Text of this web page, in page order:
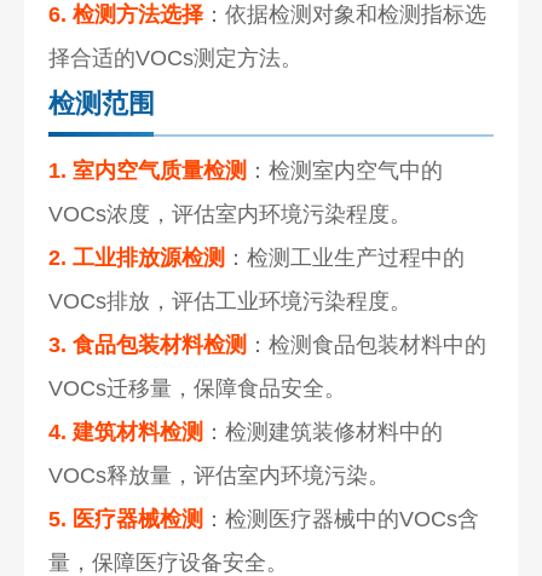
6. 检测方法选择 ：依据检测对象和检测指标选
择合适的VOCs测定方法。
检测范围
1. 室内空气质量检测 ：检测室内空气中的
VOCs浓度，评估室内环境污染程度。
2. 工业排放源检测 ：检测工业生产过程中的
VOCs排放，评估工业环境污染程度。
3. 食品包装材料检测 ：检测食品包装材料中的
VOCs迁移量，保障食品安全。
4. 建筑材料检测 ：检测建筑装修材料中的
VOCs释放量，评估室内环境污染。
5. 医疗器械检测 ：检测医疗器械中的VOCs含
量，保障医疗设备安全。